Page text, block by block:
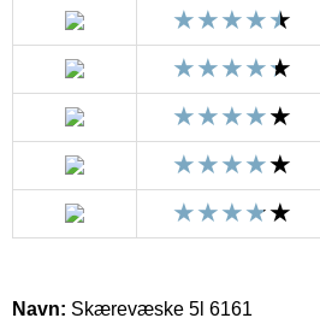
Navn: Skærevæske 5l 6161